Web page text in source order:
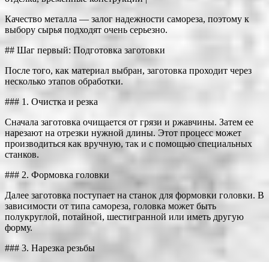
Качество металла — залог надежности самореза, поэтому к
выбору сырья подходят очень серьезно.
## Шаг первый: Подготовка заготовки
После того, как материал выбран, заготовка проходит через
несколько этапов обработки.
### 1. Очистка и резка
Сначала заготовка очищается от грязи и ржавчины. Затем ее
нарезают на отрезки нужной длины. Этот процесс может
производиться как вручную, так и с помощью специальных
станков.
### 2. Формовка головки
Далее заготовка поступает на станок для формовки головки. В
зависимости от типа самореза, головка может быть
полукруглой, потайной, шестигранной или иметь другую
форму.
### 3. Нарезка резьбы